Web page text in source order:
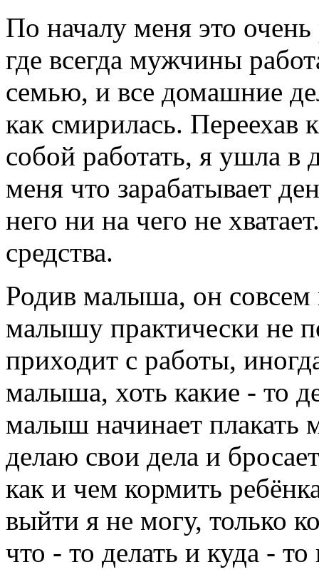
По началу меня это
где всегда мужчины
семью, и все домашние
как смирилась. Переехав
собой работать, я ушла в
меня что зарабатывает
него ни на чего не
средства.
Родив малыша, он совсем
малышу практически не
приходит с работы,
малыша, хоть какие - то
малыш начинает плакать
делаю свои дела и
как и чем кормить
выйти я не могу, только
что - то делать и куда -